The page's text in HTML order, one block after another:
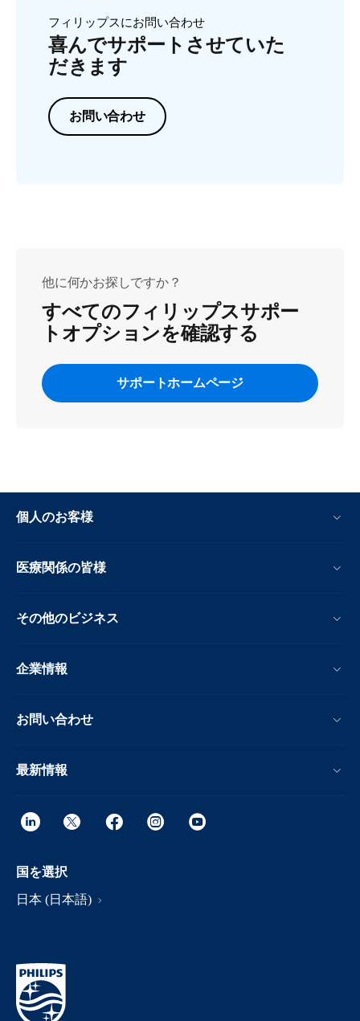
フィリップスにお問い合わせ
喜んでサポートさせていた
だきます
お問い合わせ
他に何かお探しですか？
すべてのフィリップスサポー
トオプションを確認する
サポートホームページ
個人のお客様
医療関係の皆様
その他のビジネス
企業情報
お問い合わせ
最新情報
国を選択
日本 (日本語)